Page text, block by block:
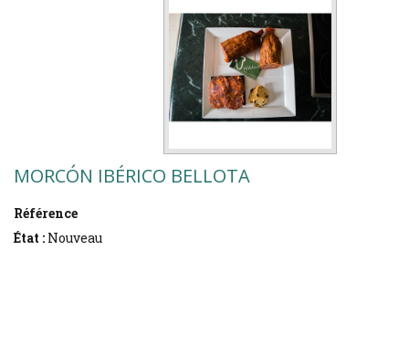
MORCÓN IBÉRICO BELLOTA
Référence
État : Nouveau